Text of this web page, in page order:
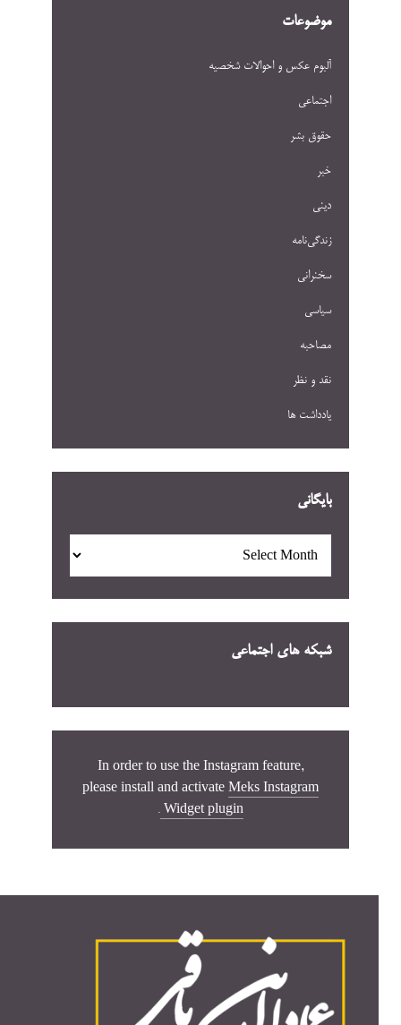
موضوعات
آلبوم عکس و احوالات شخصيه
اجتماعی
حقوق بشر
خبر
دینی
زندگی‌نامه
سخنرانی
سیاسی
مصاحبه
نقد و نظر
یادداشت ها
بایگانی
شبکه های اجتماعی
In order to use the Instagram feature,
please install and activate Meks Instagram
Widget plugin
.